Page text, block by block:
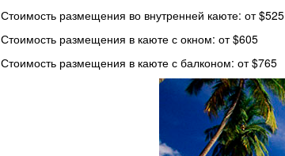
Стоимость размещения во внутренней каюте: от $525
Стоимость размещения в каюте с окном: от $605
Стоимость размещения в каюте с балконом: от $765